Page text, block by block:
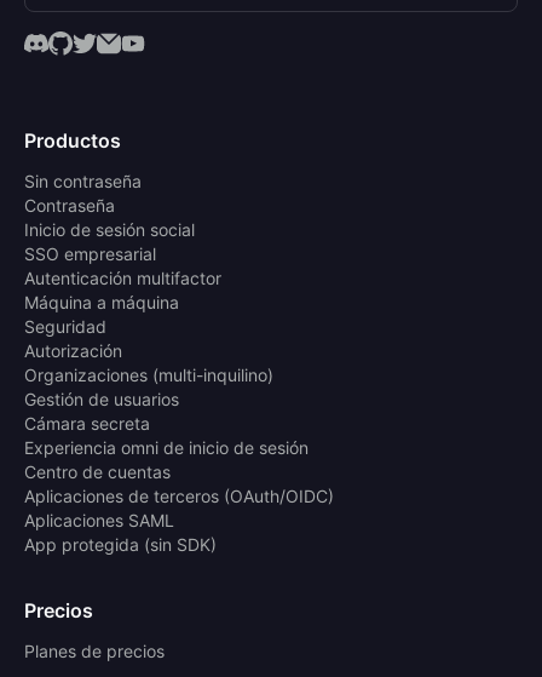
Productos
Sin contraseña
Contraseña
Inicio de sesión social
SSO empresarial
Autenticación multifactor
Máquina a máquina
Seguridad
Autorización
Organizaciones (multi-inquilino)
Gestión de usuarios
Cámara secreta
Experiencia omni de inicio de sesión
Centro de cuentas
Aplicaciones de terceros (OAuth/OIDC)
Aplicaciones SAML
App protegida (sin SDK)
Precios
Planes de precios